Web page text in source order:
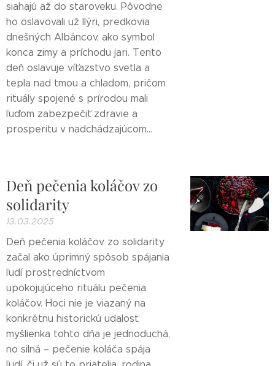
siahajú až do staroveku. Pôvodne
ho oslavovali už Ilýri, predkovia
dnešných Albáncov, ako symbol
konca zimy a príchodu jari. Tento
deň oslavuje víťazstvo svetla a
tepla nad tmou a chladom, pričom
rituály spojené s prírodou mali
ľuďom zabezpečiť zdravie a
prosperitu v nadchádzajúcom...
Deň pečenia koláčov zo
solidarity
13.03.2025
Deň pečenia koláčov zo solidarity
začal ako úprimný spôsob spájania
ľudí prostredníctvom
upokojujúceho rituálu pečenia
koláčov. Hoci nie je viazaný na
konkrétnu historickú udalosť,
myšlienka tohto dňa je jednoduchá,
no silná – pečenie koláča spája